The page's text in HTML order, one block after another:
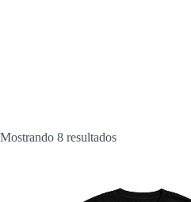
Mostrando 8 resultadosOrdenado